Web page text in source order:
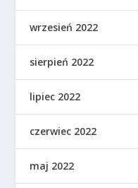
wrzesień 2022
sierpień 2022
lipiec 2022
czerwiec 2022
maj 2022